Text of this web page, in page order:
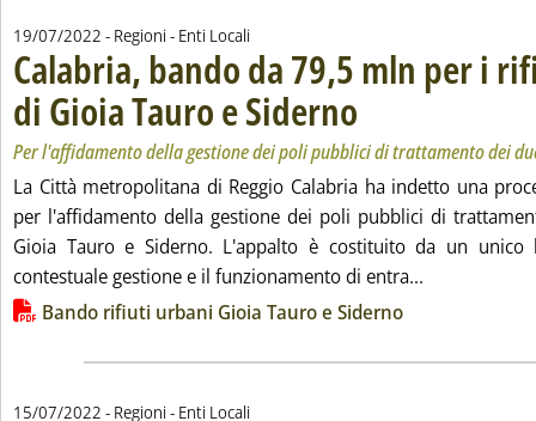
19/07/2022 - Regioni - Enti Locali
Calabria, bando da 79,5 mln per i
di Gioia Tauro e Siderno . Sottotitolo: Per
. Pubblicata martedì 19 luglio
Per l'affidamento della gestione dei poli pubblici di trattamento dei
La Città metropolitana di Reggio Calabria ha indetto una
per l'affidamento della gestione dei poli pubblici di
Gioia Tauro e Siderno. L'appalto è costituito da un
contestuale gestione e il funzionamento di entra...
Lista allegati PDF alla notizia
Bando rifiuti urbani Gioia Tauro e Siderno
15/07/2022 - Regioni - Enti Locali